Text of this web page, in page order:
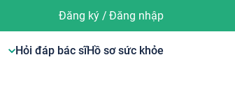
Đăng ký/ Đăng nhập
Hỏi đáp bác sĩHồ sơ sức khỏe